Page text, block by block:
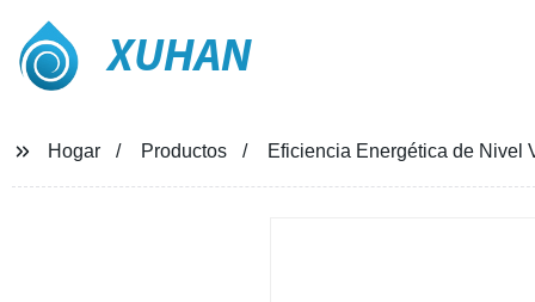
XUHAN
Hogar Productos Eficiencia Energética de Nivel